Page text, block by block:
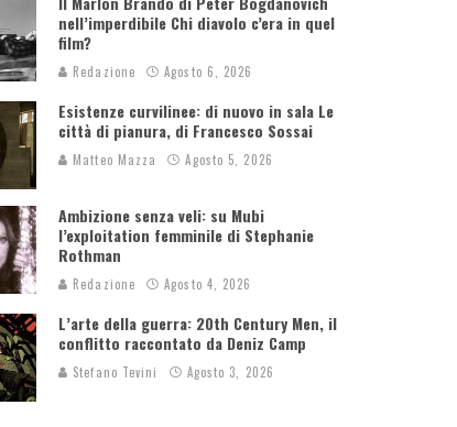
nell’imperdibile Chi diavolo c’era in quel
film?
Redazione Agosto 6, 2026
Esistenze curvilinee: di nuovo in sala Le
città di pianura, di Francesco Sossai
Matteo Mazza Agosto 5, 2026
Ambizione senza veli: su Mubi
l’exploitation femminile di Stephanie
Rothman
Redazione Agosto 4, 2026
L’arte della guerra: 20th Century Men, il
conflitto raccontato da Deniz Camp
Stefano Tevini Agosto 3, 2026